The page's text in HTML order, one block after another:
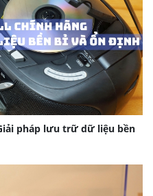
pháp lưu trữ dữ liệu bền